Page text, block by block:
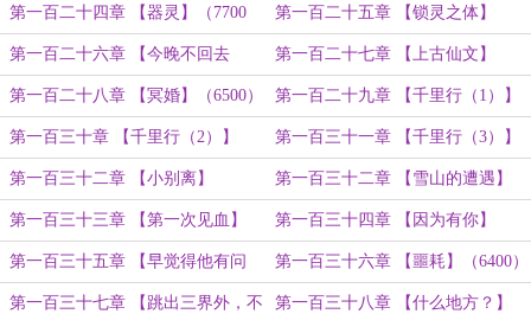
（7200字） （8600字）
第一百二十四章 【器灵】（7700
字）
第一百二十五章 【锁灵之体】
（6800字）
第一百二十六章 【今晚不回去
了……】（7600字）
第一百二十七章 【上古仙文】
（6200）
第一百二十八章 【冥婚】（6500） 第一百二十九章 【千里行（1）】
（6100）
第一百三十章 【千里行（2）】
（6400）
第一百三十一章 【千里行（3）】
（6200）
第一百三十二章 【小别离】
（7200）
第一百三十二章 【雪山的遭遇】
（7500）
第一百三十三章 【第一次见血】
（8500）
第一百三十四章 【因为有你】
（6600）
第一百三十五章 【早觉得他有问
题！】（6700）
第一百三十六章 【噩耗】（6400）
第一百三十七章 【跳出三界外，不 第一百三十八章 【什么地方？】